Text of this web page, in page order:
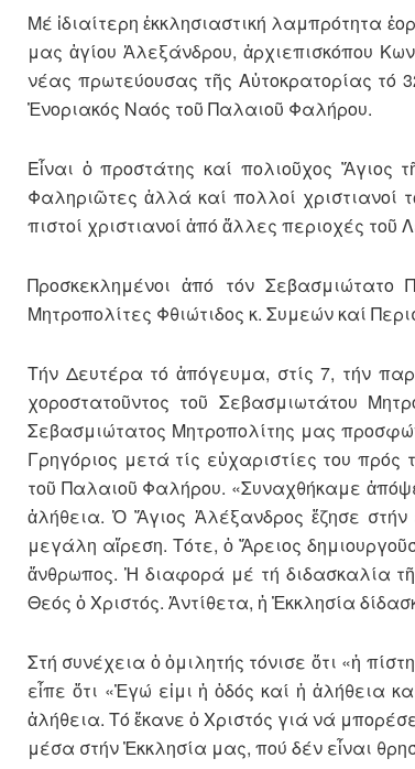
Μέ ἰδιαίτερη ἐκκλησιαστική λαμπρότητα
μας ἁγίου Ἀλεξάνδρου, ἀρχιεπισκόπου
νέας πρωτεύουσας τῆς Αὐτοκρατορίας τό
Ἐνοριακός Ναός τοῦ Παλαιοῦ Φαλήρου.
Εἶναι ὁ προστάτης καί πολιοῦχος Ἅγιος
Φαληριῶτες ἀλλά καί πολλοί χριστιανοί
πιστοί χριστιανοί ἀπό ἄλλες περιοχές τοῦ
Προσκεκλημένοι ἀπό τόν
Μητροπολίτες Φθιώτιδος κ. Συμεών καί
Τήν Δευτέρα τό ἀπόγευμα, στίς 7, τήν
χοροστατοῦντος τοῦ Σεβασμιωτάτου
Σεβασμιώτατος Μητροπολίτης μας
Γρηγόριος μετά τίς εὐχαριστίες του πρός
τοῦ Παλαιοῦ Φαλήρου. «Συναχθήκαμε
ἀλήθεια. Ὁ Ἅγιος Ἀλέξανδρος ἔζησε στήν
μεγάλη αἵρεση. Τότε, ὁ Ἄρειος
ἄνθρωπος. Ἡ διαφορά μέ τή διδασκαλία
Θεός ὁ Χριστός. Ἀντίθετα, ἡ Ἐκκλησία
Στή συνέχεια ὁ ὁμιλητής τόνισε ὅτι «ἡ
εἶπε ὅτι «Ἐγώ εἰμι ἡ ὁδός καί ἡ ἀλήθεια
ἀλήθεια. Τό ἔκανε ὀ Χριστός γιά νά
μέσα στήν Ἐκκλησία μας, πού δέν εἶναι